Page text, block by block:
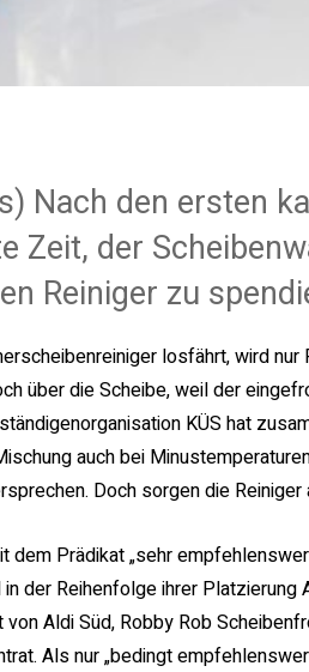
Nach den ersten
Zeit, der
Reiniger zu
losfährt, wird
über die Scheibe, weil der
KÜS hat
auch bei
Doch sorgen die
dem Prädikat „sehr
der Reihenfolge ihrer
Aldi Süd, Robby Rob
Als nur „bedingt